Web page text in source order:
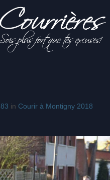
in Courir à Montigny 2018